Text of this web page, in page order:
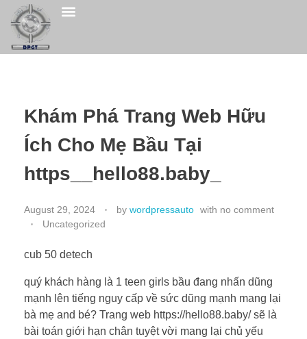
Khám Phá Trang Web Hữu
Ích Cho Mẹ Bầu Tại
https__hello88.baby_
August 29, 2024 by wordpressauto with no comment
Uncategorized
cub 50 detech
quý khách hàng là 1 teen girls bầu đang nhấn dũng
mạnh lên tiếng nguy cấp về sức dũng mạnh mang lại
bà mẹ and bé? Trang web https://hello88.baby/ sẽ là
bài toán giới hạn chân tuyệt vời mang lại chủ yếu